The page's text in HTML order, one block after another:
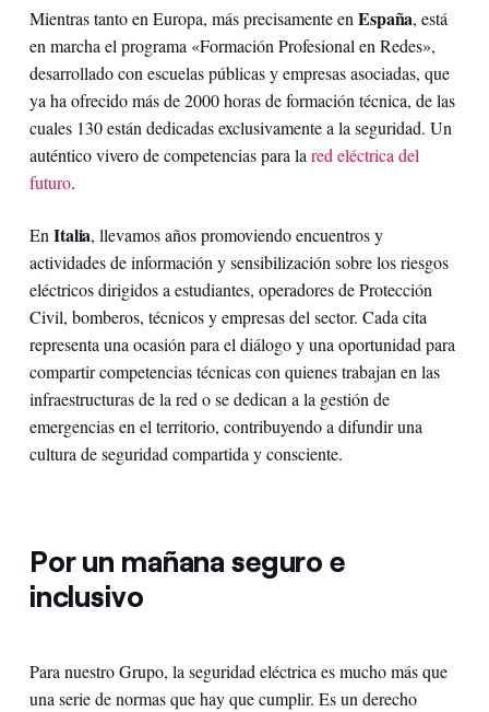
Mientras tanto en Europa, más precisamente en España, está
en marcha el programa «Formación Profesional en Redes»,
desarrollado con escuelas públicas y empresas asociadas, que
ya ha ofrecido más de 2000 horas de formación técnica, de las
cuales 130 están dedicadas exclusivamente a la seguridad. Un
auténtico vivero de competencias para la red eléctrica del
futuro.
EnItalia, llevamos años promoviendo encuentros y
actividades de información y sensibilización sobre los riesgos
eléctricos dirigidos a estudiantes, operadores de Protección
Civil, bomberos, técnicos y empresas del sector. Cada cita
representa una ocasión para el diálogo y una oportunidad para
compartir competencias técnicas con quienes trabajan en las
infraestructuras de la red o se dedican a la gestión de
emergencias en el territorio, contribuyendo a difundir una
cultura de seguridad compartida y consciente.
Por un mañana seguro e
inclusivo
Para nuestro Grupo, la seguridad eléctrica es mucho más que
una serie de normas que hay que cumplir. Es un derecho